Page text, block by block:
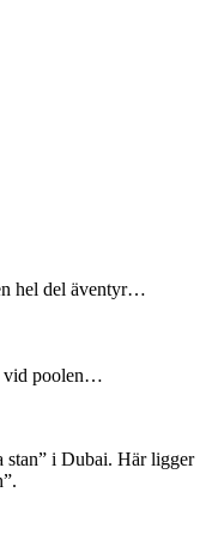
hel del äventyr…
vid poolen…
stan” i Dubai. Här ligger